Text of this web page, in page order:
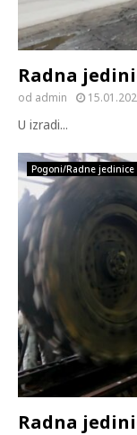
Radna
od admin
U izradi...
Pogoni/Radne jedinice
Radna